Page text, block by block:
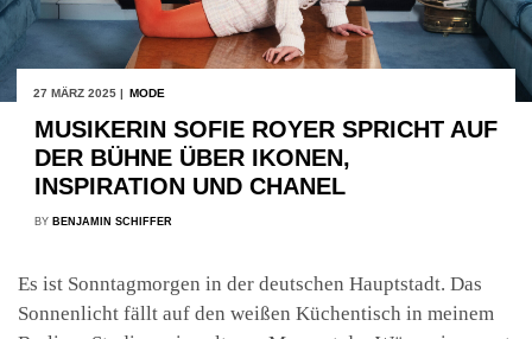
27 MÄRZ 2025 | MODE
MUSIKERIN SOFIE ROYER SPRICHT AUF
DER BÜHNE ÜBER IKONEN,
INSPIRATION UND CHANEL
BY BENJAMIN SCHIFFER
Es ist Sonntagmorgen in der deutschen Hauptstadt. Das
Sonnenlicht fällt auf den weißen Küchentisch in meinem